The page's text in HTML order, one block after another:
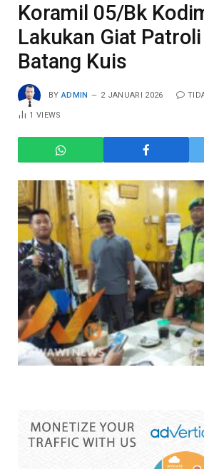
Koramil 05/Bk
Lakukan Giat
Batang Kuis
BY ADMIN 2 JANUARI 2026
1VIEWS